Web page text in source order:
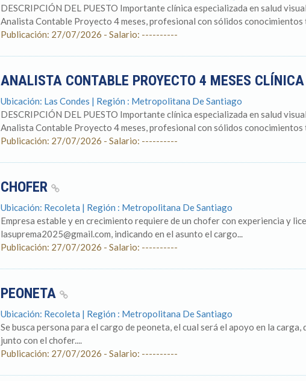
DESCRIPCIÓN DEL PUESTO Importante clínica especializada en salud
Analista Contable Proyecto 4 meses, profesional con sólidos conocimientos
Publicación: 27/07/2026 - Salario: ----------
ANALISTA CONTABLE PROYECTO 4 MESES
Ubicación: Las Condes | Región : Metropolitana De Santiago
DESCRIPCIÓN DEL PUESTO Importante clínica especializada en salud
Analista Contable Proyecto 4 meses, profesional con sólidos conocimientos
Publicación: 27/07/2026 - Salario: ----------
CHOFER
Ubicación: Recoleta | Región : Metropolitana De Santiago
Empresa estable y en crecimiento requiere de un chofer con experiencia y
lasuprema2025@gmail.com, indicando en el asunto el cargo...
Publicación: 27/07/2026 - Salario: ----------
PEONETA
Ubicación: Recoleta | Región : Metropolitana De Santiago
Se busca persona para el cargo de peoneta, el cual será el apoyo en la
junto con el chofer....
Publicación: 27/07/2026 - Salario: ----------